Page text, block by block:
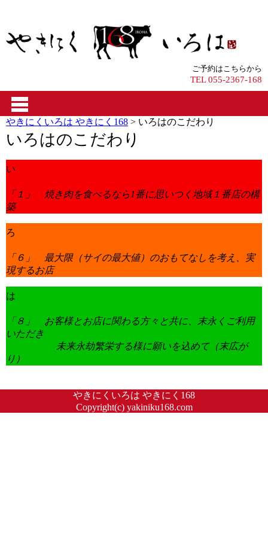
ご予約はこちらから
TEL 055-2367-168
やきにくいろは やきにく168 > いろはのこだわり
いろはのこだわり
い
「１」 焼き肉を食べるなら1番に思いつく地域１番店の構
築
ろ
「６」 最大限（サイの最大値）のおもてなしを考え、実
現するお店
は
「８」 お客様とお店に関わる方々と共に、末永くご利用
いただき
未来永劫繁栄する様に願いを込めて（末広が
り）
やきにくいろは やきにく168
Copyright(c) yakiniku168.com